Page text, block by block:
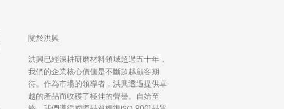
關於洪興
洪興已經深耕研磨材料領域超過五十年，
我們的企業核心價值是不斷超越顧客期
待。作為市場的領導者，洪興透過提供卓
越的產品而收穫了極佳的聲譽。自始至